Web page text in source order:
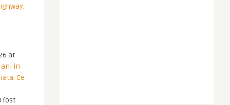
at
ani in
Ce
fost